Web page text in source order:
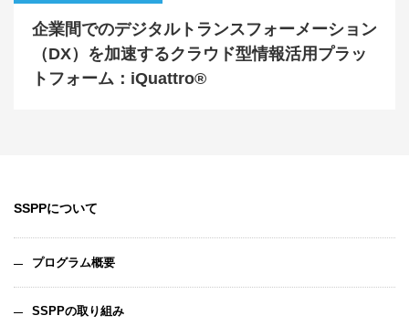
企業間でのデジタルトランスフォーメーション
（DX）を加速するクラウド型情報活用プラッ
トフォーム：iQuattro®
SSPPについて
プログラム概要
SSPPの取り組み